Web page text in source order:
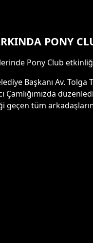
PONY
Pony Club
Başkanı Av. Tolga
Çamlığımızda
geçen tüm